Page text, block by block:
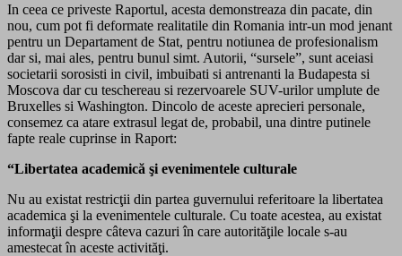
In ceea ce priveste Raportul, acesta demonstreaza din pacate, din
nou, cum pot fi deformate realitatile din Romania intr-un mod jenant
pentru un Departament de Stat, pentru notiunea de profesionalism
dar si, mai ales, pentru bunul simt. Autorii, “sursele”, sunt aceiasi
societarii sorosisti in civil, imbuibati si antrenanti la Budapesta si
Moscova dar cu teschereau si rezervoarele SUV-urilor umplute de
Bruxelles si Washington. Dincolo de aceste aprecieri personale,
consemez ca atare extrasul legat de, probabil, una dintre putinele
fapte reale cuprinse in Raport:
“Libertatea academică şi evenimentele culturale
Nu au existat restricţii din partea guvernului referitoare la libertatea
academica şi la evenimentele culturale. Cu toate acestea, au existat
informaţii despre câteva cazuri în care autorităţile locale s-au
amestecat în aceste activităţi.